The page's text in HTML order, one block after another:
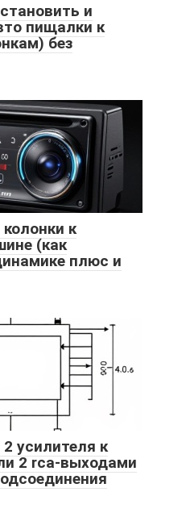
и
пищалки к
без
к
(как
плюс и
усилителя к
2 rca-выходами